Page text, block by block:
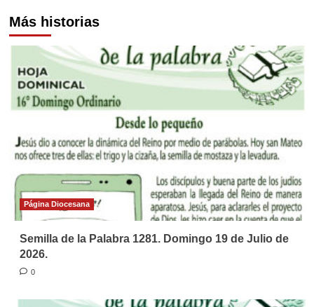
Más historias
Página Diocesana
Semilla de la Palabra 1281. Domingo 19 de Julio de
2026.
0